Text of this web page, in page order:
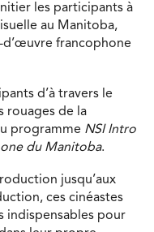
les participants à
au Manitoba,
francophone
d’à travers le
rouages de la
programme NSI Intro
du Manitoba.
jusqu’aux
ces cinéastes
indispensables pour